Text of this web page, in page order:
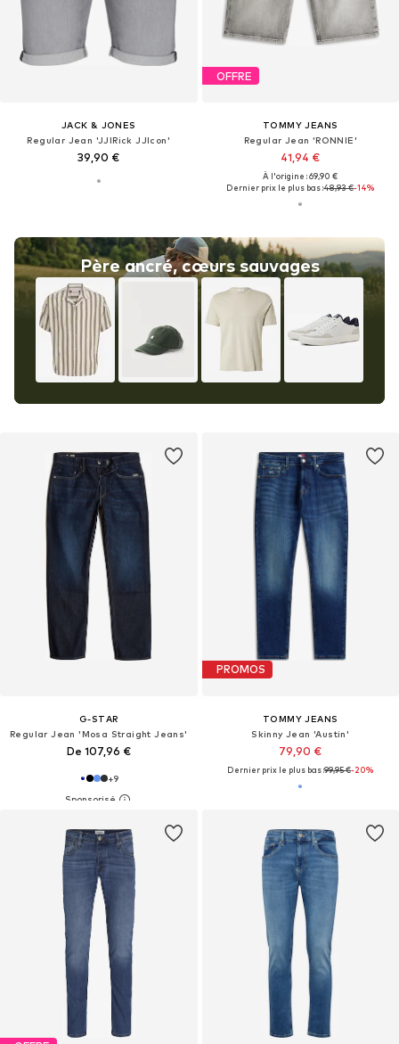
JACK & JONES
Regular Jean 'JJIRick JJIcon'
39,90 €
Père ancré, cœurs sauvages
OFFRE
TOMMY JEANS
Regular Jean 'RONNIE'
41,94 €
À l'origine : 69,90 €
Dernier prix le plus bas :48,93 €-14%
G-STAR
Regular Jean 'Mosa Straight Jeans'
De 107,96 €
+9
PROMOS
TOMMY JEANS
Skinny Jean 'Austin'
79,90 €
Dernier prix le plus bas :99,95 €-20%